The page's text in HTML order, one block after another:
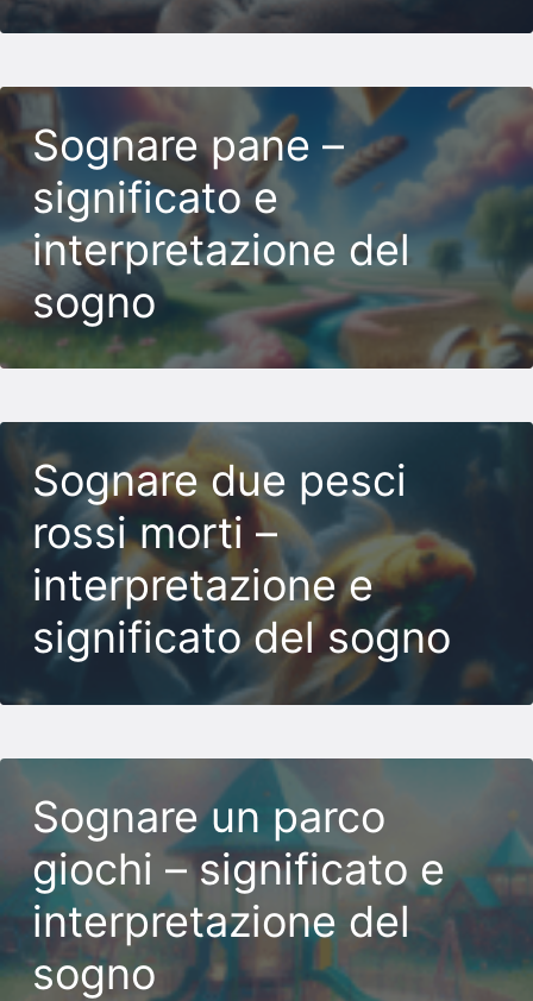
Sognare pane –
significato e
interpretazione del
sogno
Sognare due pesci
rossi morti –
interpretazione e
significato del sogno
Sognare un parco
giochi – significato e
interpretazione del
sogno